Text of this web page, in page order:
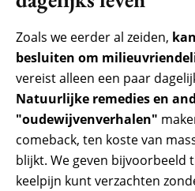
Zoals we eerder al zeiden,
besluiten om
vereist alleen een paar
Natuurlijke remedies en
"oudewijvenverhalen"
comeback, ten koste van
blijkt. We geven bijvoorbeeld
keelpijn kunt verzachten